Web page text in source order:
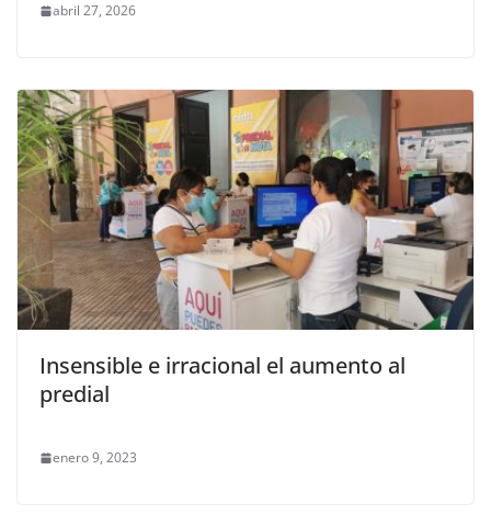
abril 27, 2026
Insensible e irracional el aumento al
predial
enero 9, 2023